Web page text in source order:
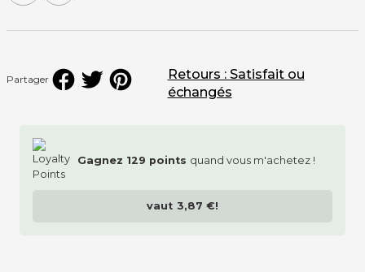
Partager
Gagnez 129 points quand vous m'achetez !
vaut 3,87 €!
Retours : Satisfait ou
échangés